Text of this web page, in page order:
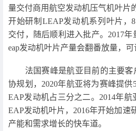
量交付商用航空发动机压气机叶片
开始研制LEAP发动机系列叶片，
交付，随后顺利进入批产。2017年
eap发动机叶片产量会翻番放量，可
法国赛峰是航亚目前的主要客
协规划，2020年航亚将为赛峰提
EAP发动机占三分之二。2014年
EAP发动机叶片，2016年开始加速
产能和需求增长的快车道。